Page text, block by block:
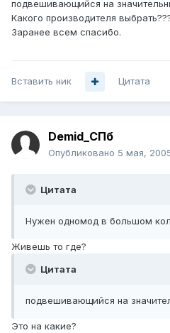
подвешивающийся на
Какого производителя
Заранее всем спасибо.
Вставить ник Цитата
Demid_СПб
Опубликовано 5 мая,
Цитата
Нужен одномод в большом
Живешь то где?
Цитата
подвешивающийся на
Это на какие?